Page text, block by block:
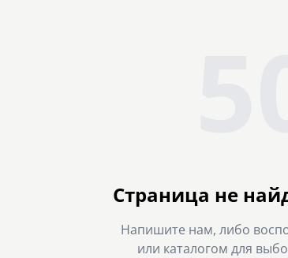
Страница не
Напишите нам, либо
или каталогом для